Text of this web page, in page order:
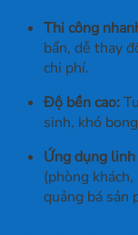
Thi công
bẩn, dễ thay
chi phí.
Độ bền cao:
sinh, khó
Ứng dụng
(phòng
quảng bá sản